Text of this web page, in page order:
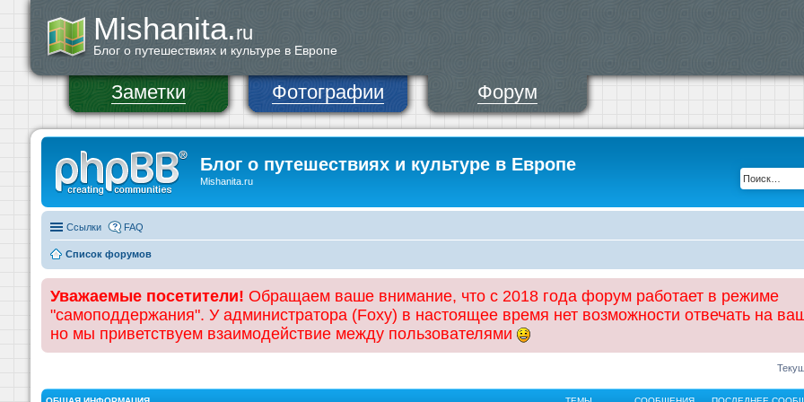
Mishanita.ru
Блог о путешествиях и культуре в Европе
Заметки Фотографии Форум
Блог о путешествиях и культуре в Европе
Mishanita.ru
Ссылки FAQ
Список форумов
Уважаемые посетители! Обращаем ваше внимание, что с 2018 года форум работает в режиме
"самоподдержания". У администратора (Foxy) в настоящее время нет возможности отвечать на
но мы приветствуем взаимодействие между пользователями